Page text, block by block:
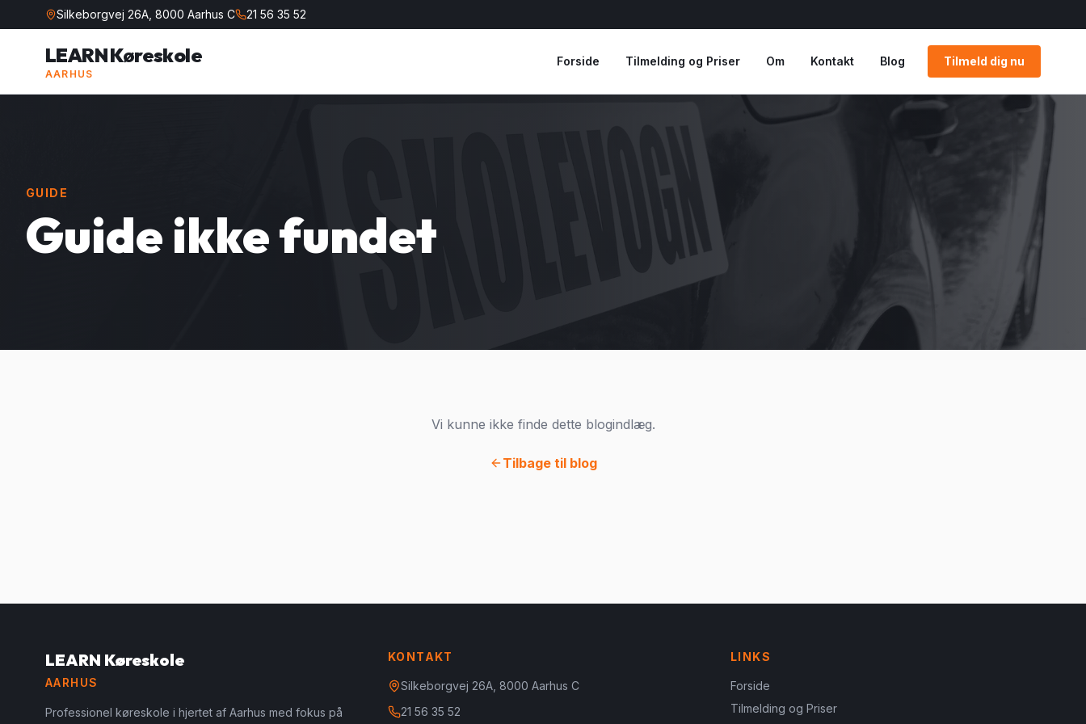
Silkeborgvej 26A, 8000 Aarhus C 21 56 35 52
LEARN Køreskole
AARHUS
Forside Tilmelding og Priser Om Kontakt Blog Tilmeld dig nu
GUIDE
Guide ikke fundet
Vi kunne ikke finde dette blogindlæg.
Tilbage til blog
LEARN Køreskole
AARHUS
Professionel køreskole i hjertet af Aarhus med fokus på
KONTAKT
Silkeborgvej 26A, 8000 Aarhus C
21 56 35 52
LINKS
Forside
Tilmelding og Priser